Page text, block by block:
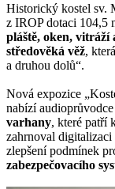
Historický kostel sv.
z IROP dotaci 104,5
pláště, oken, vitráží
středověká věž,
a druhou dolů“.
Nová expozice
nabízí
varhany, které patří
zahrnoval digitalizaci
zlepšení podmínek
zabezpečovacího